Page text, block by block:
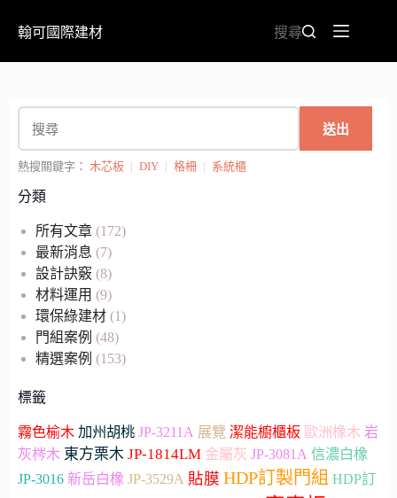
翰可國際建材 搜尋
送出
熱搜關鍵字： 木芯板 | DIY | 格柵 | 系統櫃
分類
所有文章 (172)
最新消息 (7)
設計訣竅 (8)
材料運用 (9)
環保綠建材 (1)
門組案例 (48)
精選案例 (153)
標籤
霧色榆木 加州胡桃 JP-3211A 展覽 潔能櫥櫃板 歐洲橡木 岩
灰梣木 東方栗木 JP-1814LM 金屬灰 JP-3081A 信濃白橡
JP-3016 新岳白橡 JP-3529A 貼膜 HDP訂製門組 HDP訂